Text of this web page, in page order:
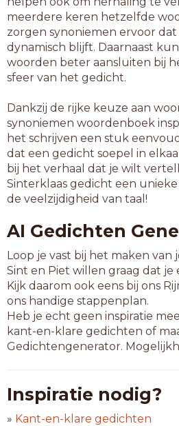
meerdere keren hetzelfde
zorgen synoniemen ervoor
dynamisch blijft. Daarnaast
woorden beter aansluiten bij
sfeer van het gedicht.
Dankzij de rijke keuze aan
synoniemen woordenboek
het schrijven een stuk
dat een gedicht soepel in
bij het verhaal dat je wilt
Sinterklaas gedicht een
de veelzijdigheid van taal!
AI Gedichten
Loop je vast bij het maken van
Sint en Piet willen graag dat je
Kijk daarom ook eens bij ons
ons handige stappenplan.
Heb je echt geen inspiratie
kant-en-klare gedichten of
Gedichtengenerator.
Inspiratie nodig?
» Kant-en-klare gedichten